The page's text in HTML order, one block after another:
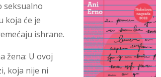
seksualno
koja će je
ishrane.
žena: U ovoj
koja nije ni